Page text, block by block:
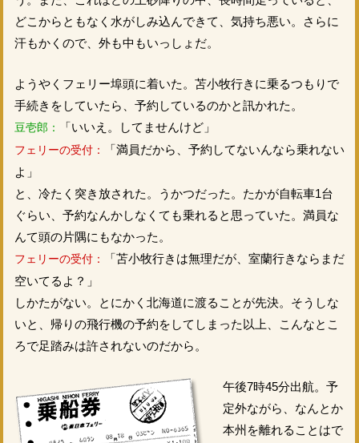
どこからともなく水がしみ込んできて、気持ち悪い。さらに
汗もかくので、外も中もいっしょだ。
ようやくフェリー埠頭に着いた。苫小牧行きに乗るつもりで
手続きをしていたら、予約しているのかと訊かれた。
豆壱郎： 「いいえ。してませんけど」
フェリーの受付：
「満員だから、予約してないんなら乗れない
よ」
と、冷たく突き放された。うかつだった。たかが自転車1台
ぐらい、予約なんかしなくても乗れると思っていた。満員な
んて頭の片隅にもなかった。
フェリーの受付：
「苫小牧行きは無理だが、室蘭行きならまだ
空いてるよ？」
しかたがない。とにかく北海道に渡ることが先決。そうしな
いと、帰りの飛行機の予約をしてしまった以上、こんなとこ
ろで足踏みは許されないのだから。
午後7時45分出航。予
定外ながら、なんとか
本州を離れることはで